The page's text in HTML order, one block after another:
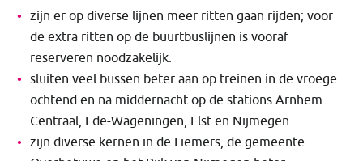
zijn er op diverse lijnen meer ritten gaan rijden; voor
de extra ritten op de buurtbuslijnen is vooraf
reserveren noodzakelijk.
sluiten veel bussen beter aan op treinen in de vroege
ochtend en na middernacht op de stations Arnhem
Centraal, Ede-Wageningen, Elst en Nijmegen.
​zijn diverse kernen in de Liemers, de gemeente